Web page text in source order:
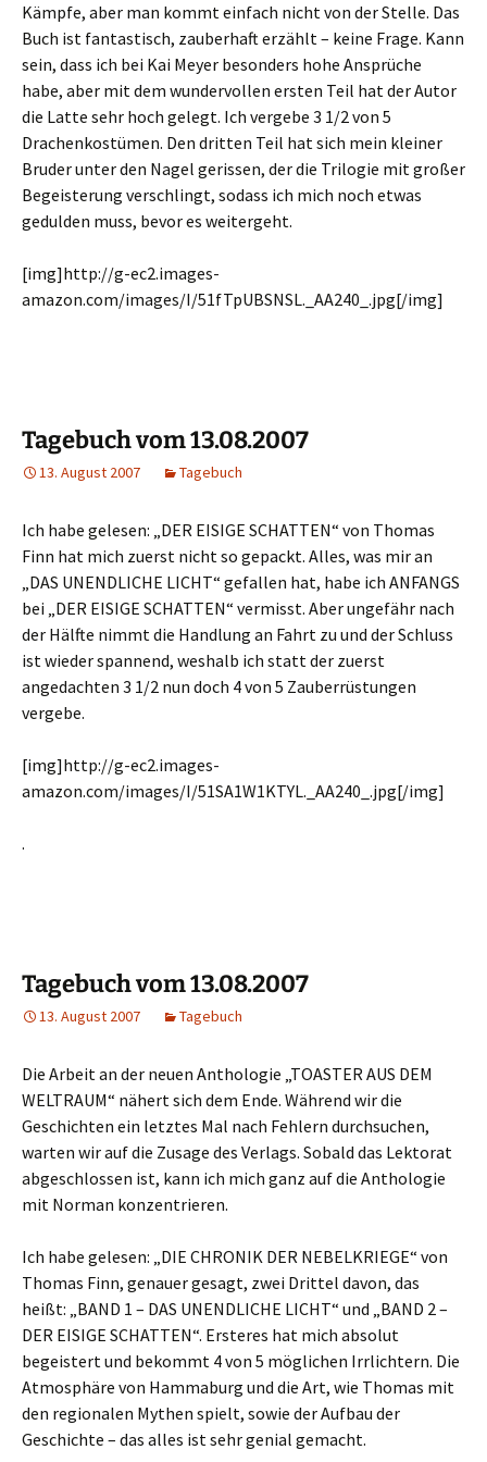
Kämpfe, aber man kommt einfach nicht von der Stelle. Das
Buch ist fantastisch, zauberhaft erzählt – keine Frage. Kann
sein, dass ich bei Kai Meyer besonders hohe Ansprüche
habe, aber mit dem wundervollen ersten Teil hat der Autor
die Latte sehr hoch gelegt. Ich vergebe 3 1/2 von 5
Drachenkostümen. Den dritten Teil hat sich mein kleiner
Bruder unter den Nagel gerissen, der die Trilogie mit großer
Begeisterung verschlingt, sodass ich mich noch etwas
gedulden muss, bevor es weitergeht.
[img]http://g-ec2.images-
amazon.com/images/I/51fTpUBSNSL._AA240_.jpg[/img]
Tagebuch vom 13.08.2007
13. August 2007 Tagebuch
Ich habe gelesen: „DER EISIGE SCHATTEN“ von Thomas
Finn hat mich zuerst nicht so gepackt. Alles, was mir an
„DAS UNENDLICHE LICHT“ gefallen hat, habe ich ANFANGS
bei „DER EISIGE SCHATTEN“ vermisst. Aber ungefähr nach
der Hälfte nimmt die Handlung an Fahrt zu und der Schluss
ist wieder spannend, weshalb ich statt der zuerst
angedachten 3 1/2 nun doch 4 von 5 Zauberrüstungen
vergebe.
[img]http://g-ec2.images-
amazon.com/images/I/51SA1W1KTYL._AA240_.jpg[/img]
.
Tagebuch vom 13.08.2007
13. August 2007 Tagebuch
Die Arbeit an der neuen Anthologie „TOASTER AUS DEM
WELTRAUM“ nähert sich dem Ende. Während wir die
Geschichten ein letztes Mal nach Fehlern durchsuchen,
warten wir auf die Zusage des Verlags. Sobald das Lektorat
abgeschlossen ist, kann ich mich ganz auf die Anthologie
mit Norman konzentrieren.
Ich habe gelesen: „DIE CHRONIK DER NEBELKRIEGE“ von
Thomas Finn, genauer gesagt, zwei Drittel davon, das
heißt: „BAND 1 – DAS UNENDLICHE LICHT“ und „BAND 2 –
DER EISIGE SCHATTEN“. Ersteres hat mich absolut
begeistert und bekommt 4 von 5 möglichen Irrlichtern. Die
Atmosphäre von Hammaburg und die Art, wie Thomas mit
den regionalen Mythen spielt, sowie der Aufbau der
Geschichte – das alles ist sehr genial gemacht.